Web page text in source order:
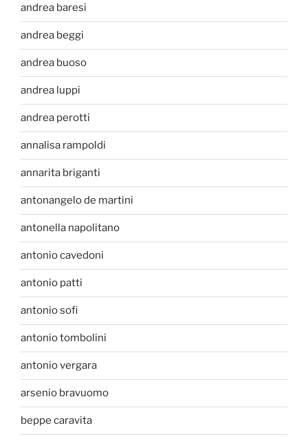
andrea baresi
andrea beggi
andrea buoso
andrea luppi
andrea perotti
annalisa rampoldi
annarita briganti
antonangelo de martini
antonella napolitano
antonio cavedoni
antonio patti
antonio sofi
antonio tombolini
antonio vergara
arsenio bravuomo
beppe caravita